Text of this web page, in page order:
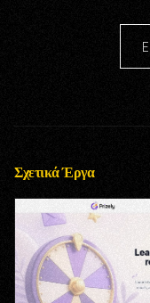
Σχετικά Έργα